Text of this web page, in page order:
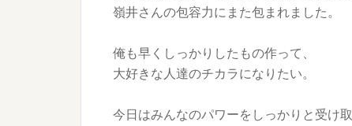
嶺井さんの包容力にまた包まれました。
俺も早くしっかりしたもの作って、
大好きな人達のチカラになりたい。
今日はみんなのパワーをしっかりと受け取